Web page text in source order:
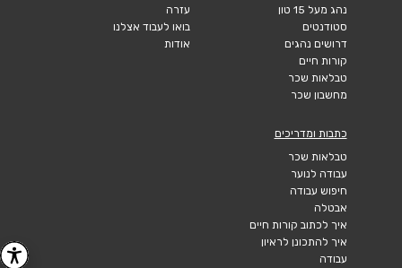
נהג מעל 15 טון
סטודנטים
דרושים נהגים
קורות חיים
טבלאות שכר
מחשבון שכר
עזרה
בואו לעבוד אצלנו
אודות
כתבות ומדריכים
טבלאות שכר
עבודה לנוער
חיפוש עבודה
אבטלה
איך לכתוב קורות חיים
איך להתכונן לראיון
עבודה